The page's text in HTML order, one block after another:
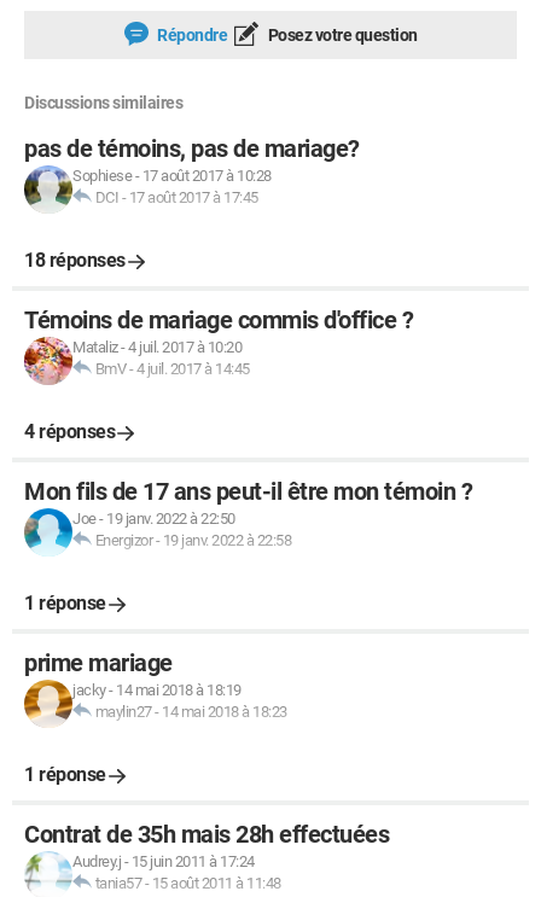
Répondre Posez votre question
Discussions similaires
pas de témoins, pas de mariage?
Sophiese- 17 août 2017 à 10:28
DCI - 17 août 2017 à 17:45
18 réponses
Témoins de mariage commis d'office ?
Mataliz-4 juil. 2017 à 10:20
BmV-4 juil. 2017 à 14:45
4 réponses
Mon fils de 17 ans peut-il être mon témoin ?
Joe- 19 janv. 2022 à 22:50
Energizor- 19 janv. 2022 à 22:58
1 réponse
prime mariage
jacky- 14 mai 2018 à 18:19
maylin27- 14 mai 2018 à 18:23
1 réponse
Contrat de 35h mais 28h effectuées
Audrey.j - 15 juin 2011 à 17:24
tania57- 15 août 2011 à 11:48